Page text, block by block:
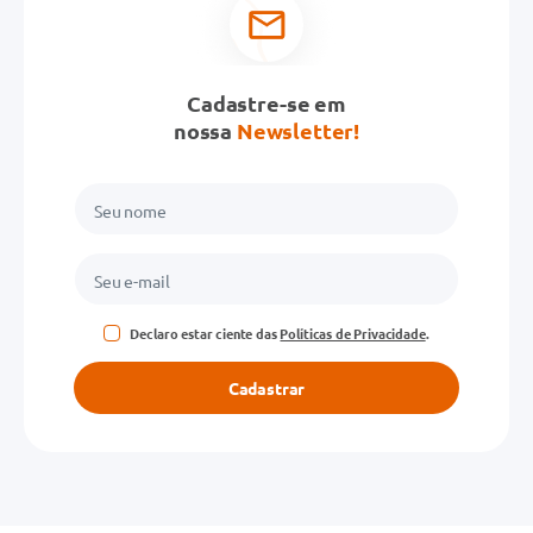
Cadastre-se em
nossa Newsletter!
Declaro estar ciente dasPolíticas de Privacidade.
Cadastrar